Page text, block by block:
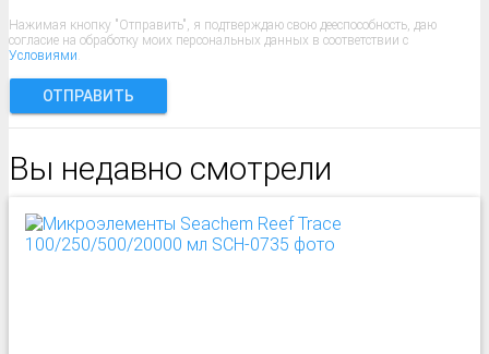
Нажимая кнопку "Отправить", я подтверждаю свою дееспособность, даю
согласие на обработку моих персональных данных в соответствии с
Условиями.
ОТПРАВИТЬ
Вы недавно смотрели